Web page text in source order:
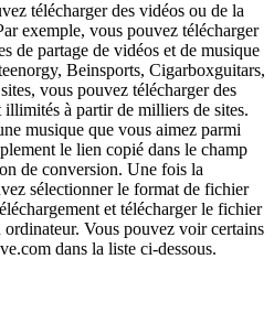
télécharger des vidéos ou de la
exemple, vous pouvez télécharger
de partage de vidéos et de musique
Beinsports, Cigarboxguitars,
vous pouvez télécharger des
à partir de milliers de sites.
musique que vous aimez parmi
le lien copié dans le champ
de conversion. Une fois la
sélectionner le format de fichier
et télécharger le fichier
Vous pouvez voir certains
dans la liste ci-dessous.